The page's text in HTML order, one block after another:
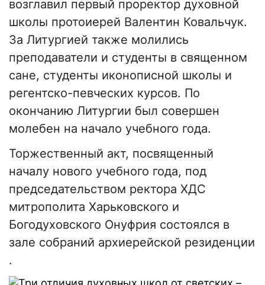
возглавил первый проректор духовной
школы протоиерей Валентин Ковальчук.
За Литургией также молились
преподаватели и студенты в священном
сане, студенты иконописной школы и
регентско-певческих курсов. По
окончанию Литургии был совершен
молебен на начало учебного года.
Торжественный акт, посвященный
началу нового учебного года, под
председательством ректора ХДС
митрополита Харьковского и
Богодуховского Онуфрия состоялся в
зале собраний архиерейской резиденции
.